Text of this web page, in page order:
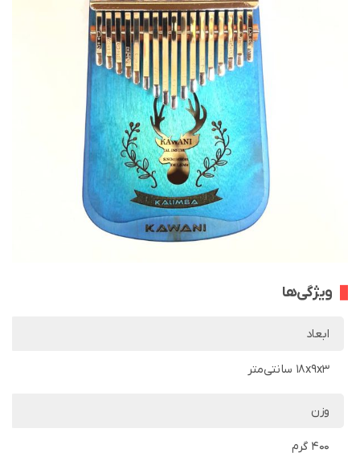
ویژگی‌ها
ابعاد
18x9x3 سانتی‌متر
وزن
400 گرم